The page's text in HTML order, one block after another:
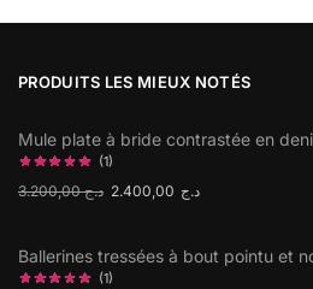
PRODUITS LES MIEUX NOTÉS
Mule plate à bride contrastée en
(1)
د.ج3.200,00 د.ج
Ballerines tressées à bout pointu et
(1)